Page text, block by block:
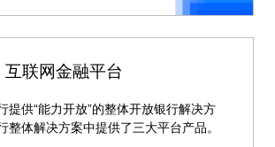
互联网金融平台
提供“能力开放”的整体开放银行解决方
整体解决方案中提供了三大平台产品。